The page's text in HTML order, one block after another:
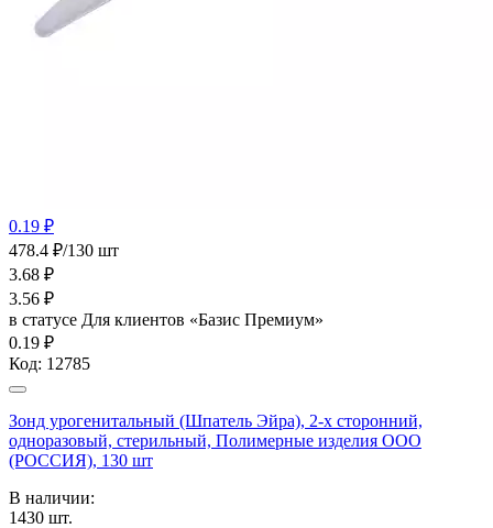
0.19 ₽
478.4 ₽/130 шт
3.68 ₽
3.56 ₽
в статусе Для клиентов «Базис Премиум»
0.19 ₽
Код: 12785
Зонд урогенитальный (Шпатель Эйра), 2-х сторонний,
одноразовый, стерильный, Полимерные изделия OOO
(РОССИЯ), 130 шт
В наличии:
1430 шт.